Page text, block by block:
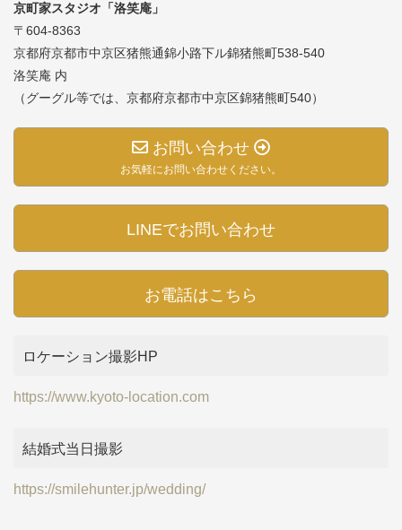
京町家スタジオ「洛笑庵」
〒604-8363
京都府京都市中京区猪熊通錦小路下ル錦猪熊町538-540
洛笑庵 内
（グーグル等では、京都府京都市中京区錦猪熊町540）
お問い合わせ
お気軽にお問い合わせください。
LINEでお問い合わせ
お電話はこちら
ロケーション撮影HP
https://www.kyoto-location.com
結婚式当日撮影
https://smilehunter.jp/wedding/